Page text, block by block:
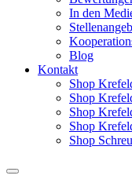
In den
Blog
Kontakt
Shop
Shop
Shop
Shop
Shop